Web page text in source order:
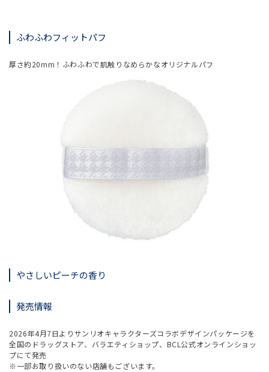
ふわふわフィットパフ
厚さ約20mm！ふわふわで肌触りなめらかなオリジナルパフ
やさしいピーチの香り
発売情報
2026年4月7日よりサンリオキャラクターズコラボデザインパッケージを
全国のドラッグストア、バラエティショップ、BCL公式オンラインショッ
プにて発売
※一部お取り扱いのない店舗もございます。